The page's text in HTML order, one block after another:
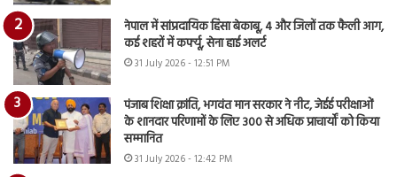
नेपाल में सांप्रदायिक हिंसा बेकाबू, 4 और जिलों तक फैली आग,
कई शहरों में कर्फ्यू, सेना हाई अलर्ट
31 July 2026 - 12:51 PM
पंजाब शिक्षा क्रांति, भगवंत मान सरकार ने नीट, जेईई परीक्षाओं
के शानदार परिणामों के लिए 300 से अधिक प्राचार्यों को किया
सम्मानित
31 July 2026 - 12:42 PM